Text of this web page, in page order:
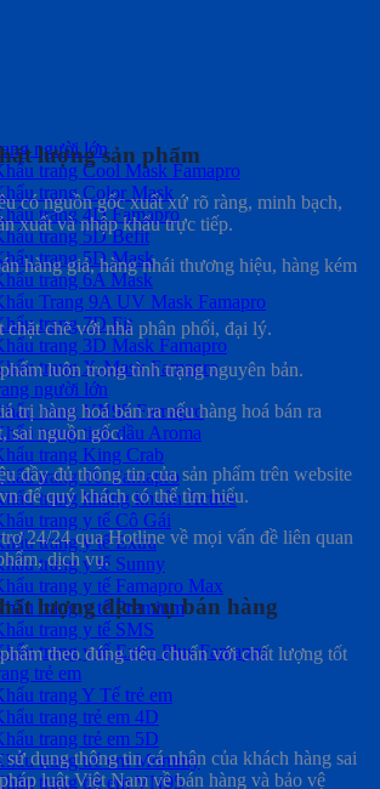
người lớn
trang Cool Mask Famapro
trang Color Mask
trang 4D Famapro
trang 5D Befit
trang 5D Mask
trang 6A Mask
Trang 9A UV Mask Famapro
trang 7D Fit
trang 3D Mask Famapro
trang X-Mask Famapro
người lớn
trang VN95 Famapro
trang tinh dầu Aroma
trang King Crab
trang 4U Famapro
trang kháng khuẩn Active
trang y tế Cô Gái
trang y tế Extra
trang y tế Sunny
trang y tế Famapro Max
trang y tế Premium
trang y tế SMS
trang y tế Extra Plus Famapro
trẻ em
trang Y Tế trẻ em
trang trẻ em 4D
trang trẻ em 5D
trang trẻ em Mommy
trang trẻ em VN95
lượng sản phẩm
có nguồn gốc xuất xứ rõ ràng, minh bạch,
xuất và nhập khẩu trực tiếp.
hàng giả, hàng nhái thương hiệu, hàng kém
chặt chẽ với nhà phân phối, đại lý.
luôn trong tình trạng nguyên bản.
trị hàng hoá bán ra nếu hàng hoá bán ra
sai nguồn gốc.
đầy đủ thông tin của sản phẩm trên website
để quý khách có thể tìm hiểu.
24/24 qua Hotline về mọi vấn đề liên quan
dịch vụ.
lượng dịch vụ bán hàng
theo đúng tiêu chuẩn với chất lượng tốt
dụng thông tin cá nhân của khách hàng sai
luật Việt Nam về bán hàng và bảo vệ